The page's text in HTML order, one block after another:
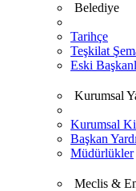
Belediye
Tarihçe
Teşkilat
Eski
Kurumsal
Kurumsal
Başkan
Müdürlükler
Meclis &